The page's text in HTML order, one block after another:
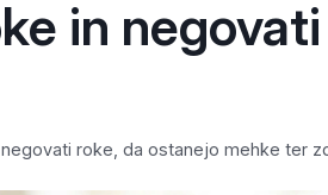
in
roke, da ostanejo mehke ter